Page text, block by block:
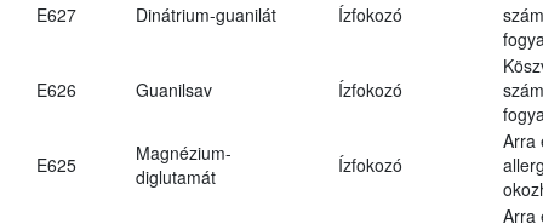
E627 Dinátrium-guanilát Ízfokozó
E626 Guanilsav Ízfokozó
E625
Magnézium-
diglutamát
Ízfokozó
Arra
Arra